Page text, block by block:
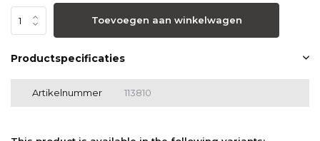
Toevoegen aan winkelwagen
Productspecificaties
Artikelnummer 113810